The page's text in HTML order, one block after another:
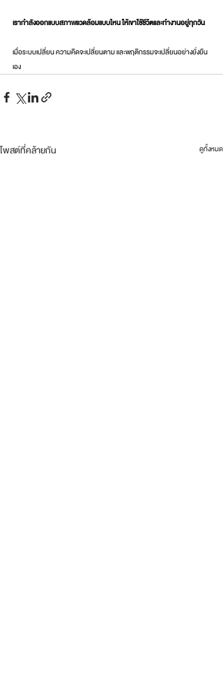
เรากำลังออกแบบสภาพแวดล้อมแบบไหน ให้เขาใช้ชีวิตและทำงานอยู่ทุกวัน
เมื่อระบบเปลี่ยน ความคิดจะเปลี่ยนตาม และพฤติกรรมจะเปลี่ยนอย่างยั่งยืน
เอง
โพสต์ที่คล้ายกัน ดูทั้งหมด